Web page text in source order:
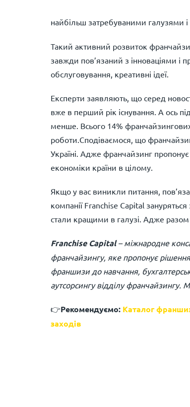
найбільш затребуваними галузями і
Такий активний розвиток
завжди пов’язаний з інноваціями і
обслуговування, креативні ідеї.
Експерти заявляють, що серед
вже в перший рік існування. А ось
менше. Всього 14%
роботи.Сподіваємося, що
Україні. Адже франчайзинг
економіки країни в цілому.
Якщо у вас виникли питання,
компанії Franchise Capital
стали кращими в галузі. Адже
Franchise Capital– міжнародне
франчайзингу, яке пропонує
франшизи до навчання,
аутсорсингу відділу
👉Рекомендуємо: Каталог
заходів